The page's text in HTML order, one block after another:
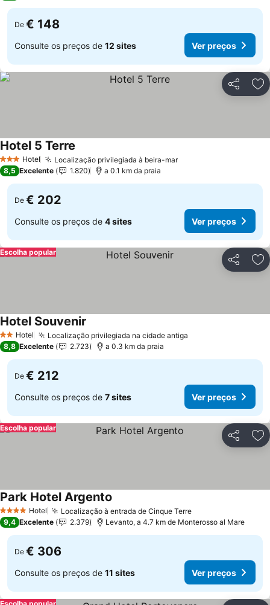
De € 148
Consulte os preços de 12 sites Ver preços
Partilhar
3 EstrelasHotel Localização privilegiada à beira-mar
Hotel 5 Terre
8,5 Excelente 1.820 a 0.1 km da praia
De € 202
Consulte os preços de 4 sites Ver preços
Partilhar
Escolha popular
2 Estrelas
Hotel Localização privilegiada na cidade antiga
Hotel Souvenir
8,8 Excelente 2.723 a 0.3 km da praia
De € 212
Consulte os preços de 7 sites Ver preços
Partilhar
Escolha popular
4 EstrelasHotel Localização à entrada de Cinque Terre
Park Hotel Argento
9,4 Excelente 2.379 Levanto, a 4.7 km de Monterosso al Mare
De € 306
Consulte os preços de 11 sites Ver preços